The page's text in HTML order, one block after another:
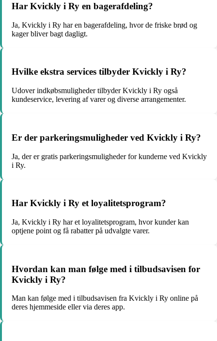
Har Kvickly i Ry en bagerafdeling?
Ja, Kvickly i Ry har en bagerafdeling, hvor de friske brød og
kager bliver bagt dagligt.
Hvilke ekstra services tilbyder Kvickly i Ry?
Udover indkøbsmuligheder tilbyder Kvickly i Ry også
kundeservice, levering af varer og diverse arrangementer.
Er der parkeringsmuligheder ved Kvickly i Ry?
Ja, der er gratis parkeringsmuligheder for kunderne ved Kvickly
i Ry.
Har Kvickly i Ry et loyalitetsprogram?
Ja, Kvickly i Ry har et loyalitetsprogram, hvor kunder kan
optjene point og få rabatter på udvalgte varer.
Hvordan kan man følge med i tilbudsavisen for
Kvickly i Ry?
Man kan følge med i tilbudsavisen fra Kvickly i Ry online på
deres hjemmeside eller via deres app.